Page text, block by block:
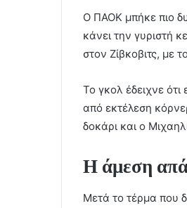
Ο ΠΑΟΚ μπήκε πιο
κάνει την γυριστή
στον Ζίβκοβιτς, με
Το γκολ έδειχνε
από εκτέλεση
δοκάρι και ο
Η άμεση
Μετά το τέρμα που